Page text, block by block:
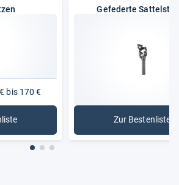
bis 170 €
Gefederte
Zur Bestenliste
: